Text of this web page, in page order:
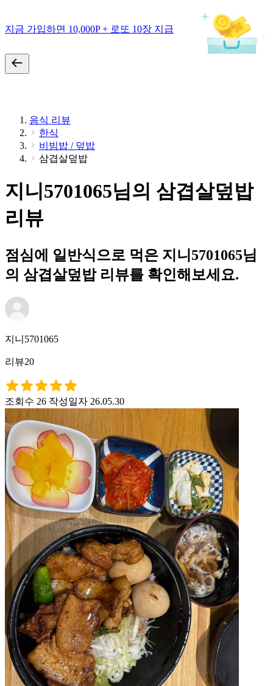
지금 가입하면 10,000P + 로또 10장 지급
음식 리뷰
한식
비빔밥 / 덮밥
삼겹살덮밥
지니5701065님의 삼겹살덮밥
리뷰
점심에 일반식으로 먹은 지니5701065님
의 삼겹살덮밥 리뷰를 확인해보세요.
지니5701065
리뷰20
조회수 26 작성일자 26.05.30